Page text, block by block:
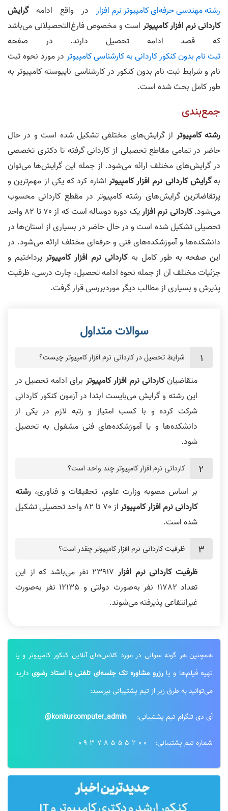
رشته مهندسی حرفه‌ای کامپیوتر نرم افزار در واقع ادامهگرایش
کاردانی نرم افزار کامپیوتر است و مخصوص فارغ‌التحصیلانی می‌باشد
که قصد ادامه تحصیل دارند. در صفحه
ثبت نام بدون کنکور کاردانی به کارشناسی کامپیوتر در مورد نحوه ثبت
نام و شرایط ثبت نام بدون کنکور در کارشناسی ناپیوسته کامپیوتر به
طور کامل بحث شده است.
جمع‌بندی
رشته کامپیوتر از گرایش‌های مختلفی تشکیل شده است و در حال
حاضر در تمامی مقاطع تحصیلی از کاردانی گرفته تا دکتری تخصصی
در گرایش‌های مختلف ارائه می‌شود. از جمله این گرایش‌ها می‌توان
بهگرایش کاردانی نرم افزار کامپیوتر اشاره کرد که یکی از مهم‌ترین و
پرتقاضاترین گرایش‌های رشته کامپیوتر در مقطع کاردانی محسوب
می‌شود.کاردانی نرم افزار
یک دوره دو‌ساله است که از 70 تا 82 واحد
تحصیلی تشکیل شده است و در حال حاضر در بسیاری از استان‌ها در
دانشکده‌ها و آموزشکده‌های فنی و حرفه‌ای مختلف ارائه می‌شود. در
این صفحه به طور کامل بهکاردانی نرم افزار کامپیوترپرداختیم و
جزئیات مختلف آن از جمله نحوه ادامه تحصیل، چارت درسی، ظرفیت
پذیرش و بسیاری از مطالب دیگر موردبررسی قرار گرفت.
شرایط تحصیل در کاردانی نرم افزار کامپیوتر چیست؟
متقاضیانکاردانی نرم افزار کامپیوتر برای ادامه تحصیل در
این رشته و گرایش می‌بایست ابتدا در آزمون کنکور کاردانی
شرکت کرده و با کسب امتیاز و رتبه لازم در یکی از
دانشکده‌ها و یا آموزشکده‌های فنی مشغول به تحصیل
شود.
کاردانی نرم افزار کامپیوتر چند واحد است؟
بر اساس مصوبه وزارت علوم، تحقیقات و فناوری، رشته
کاردانی نرم افزار کامپیوتر
از 70 تا 82 واحد تحصیلی تشکیل
شده است.
ظرفیت کاردانی نرم افزار کامپیوتر چقدر است؟
ظرفیت کاردانی نرم افزار
23917 نفر می‌باشد که از این
تعداد 11782 نفر به‌صورت دولتی و 12135 نفر به‌صورت
غیرانتفاعی پذیرفته می‌شوند.
همچنین هر گونه سوالی در مورد کلاس‌های آنلاین کنکور کامپیوتر و یا
تهیه فیلم‌ها و یارزرو مشاوره تک جلسه‌ای تلفنی با استاد رضویدارید
می‌توانید به طرق زیر از تیم پشتیبانی بپرسید:
آی دی تلگرام تیم پشتیبانی: konkurcomputer_admin@
شماره تیم پشتیبانی: 09378555200